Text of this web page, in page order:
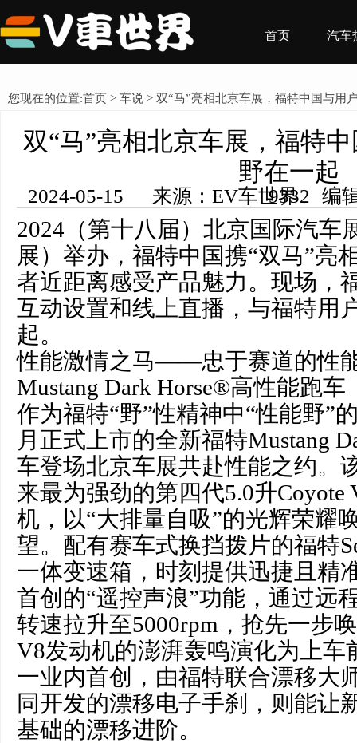
首页 汽车
您现在的位置:首页 > 车说 > 双“马”亮相北京车展，福特中国与用
双“马”亮相北京车展，福特
野在一起
2024-05-15 来源：EV车世界 编辑：王希然 浏览量： 9332
2024（第十八届）北京国际汽车
展）举办，福特中国携“双马”亮
者近距离感受产品魅力。现场，
互动设置和线上直播，与福特用
起。
性能激情之马——忠于赛道的性
Mustang Dark Horse®高性能跑车
作为福特“野”性精神中“性能野”
月正式上市的全新福特Mustang
车登场北京车展共赴性能之约。
来最为强劲的第四代5.0升Coyote
机，以“大排量自吸”的光辉荣耀
望。配有赛车式换挡拨片的福特
一体变速箱，时刻提供迅捷且精
首创的“遥控声浪”功能，通过远
转速拉升至5000rpm，抢先一步
V8发动机的澎湃轰鸣演化为上车
一业内首创，由福特联合漂移大
同开发的漂移电子手刹，则能让
基础的漂移进阶。